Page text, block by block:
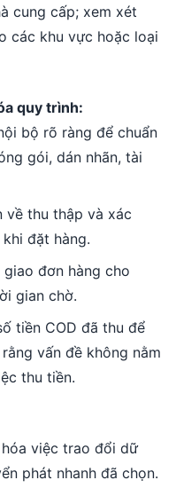
cung cấp; xem xét
các khu vực hoặc loại
quy trình:
bộ rõ ràng để chuẩn
gói, dán nhãn, tài
về thu thập và xác
đặt hàng.
đơn hàng cho
gian chờ.
tiền COD đã thu để
vấn đề không nằm
thu tiền.
việc trao đổi dữ
phát nhanh đã chọn.